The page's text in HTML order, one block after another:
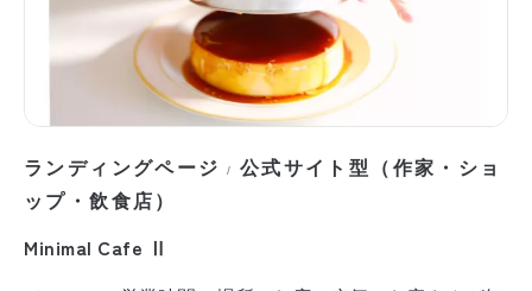
ランディングページ / 公式サイト型（作家・ショ
ップ・飲食店）
Minimal Cafe Ⅱ